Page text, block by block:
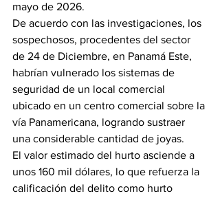
mayo de 2026.
De acuerdo con las investigaciones, los
sospechosos, procedentes del sector
de 24 de Diciembre, en Panamá Este,
habrían vulnerado los sistemas de
seguridad de un local comercial
ubicado en un centro comercial sobre la
vía Panamericana, logrando sustraer
una considerable cantidad de joyas.
El valor estimado del hurto asciende a
unos 160 mil dólares, lo que refuerza la
calificación del delito como hurto